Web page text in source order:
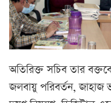
অতিরিক্ত সচিব তার
জলবায়ু পরিবর্তন, জাহাজ